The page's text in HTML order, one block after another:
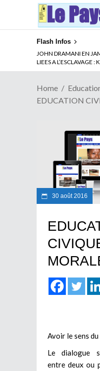
Flash Infos
JOHN DRAMANI EN
LIEES A
Home
EDUCATION
30 août 2016
Avoir le sens
Le dialogue
entre deux ou